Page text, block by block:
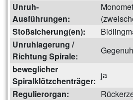
Unruh-
Ausführungen:
Stoßsicherung(en):
Unruhlagerung /
Richtung Spirale:
beweglicher
Spiralklötzchenträger:
ja
Regulierorgan: